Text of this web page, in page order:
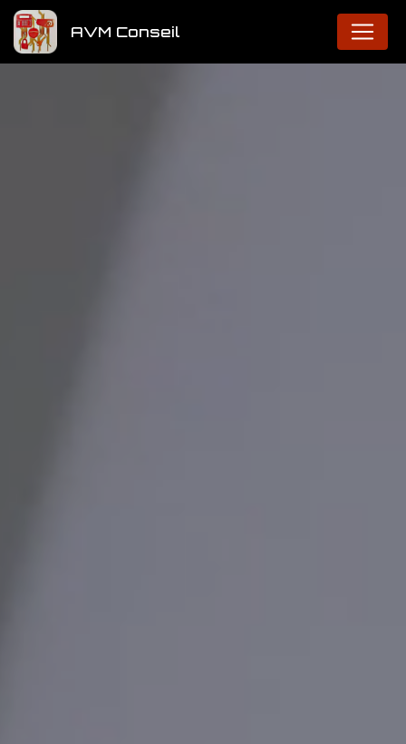
AVM Conseil
Panneau de gestion des cookies